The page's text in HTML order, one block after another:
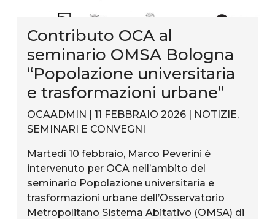
Contributo OCA al
seminario OMSA Bologna
“Popolazione universitaria
e trasformazioni urbane”
OCAADMIN | 11 FEBBRAIO 2026 | NOTIZIE,
SEMINARI E CONVEGNI
Martedì 10 febbraio, Marco Peverini è
intervenuto per OCA nell’ambito del
seminario Popolazione universitaria e
trasformazioni urbane dell’Osservatorio
Metropolitano Sistema Abitativo (OMSA) di